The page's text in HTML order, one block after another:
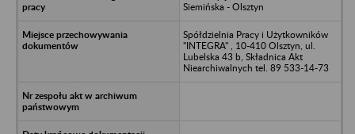
Siemińska - Olsztyn
Spółdzielnia Pracy i Użytkowników
"INTEGRA" , 10-410 Olsztyn, ul.
Lubelska 43 b, Składnica Akt
Niearchiwalnych tel. 89 533-14-73